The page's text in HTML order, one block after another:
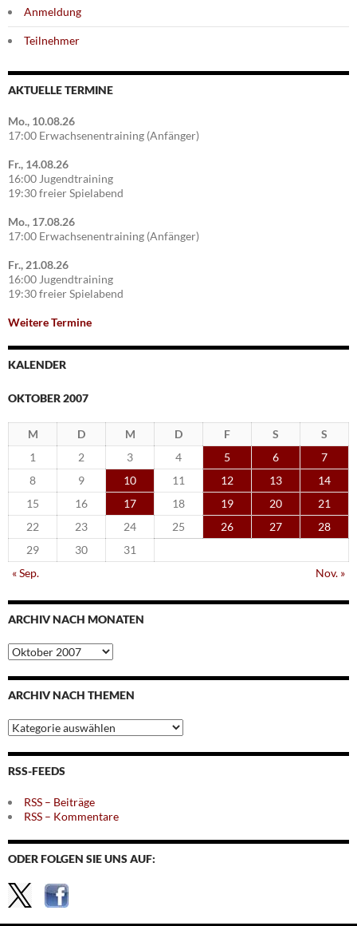
Anmeldung
Teilnehmer
AKTUELLE TERMINE
Mo., 10.08.26
17:00 Erwachsenentraining (Anfänger)
Fr., 14.08.26
16:00 Jugendtraining
19:30 freier Spielabend
Mo., 17.08.26
17:00 Erwachsenentraining (Anfänger)
Fr., 21.08.26
16:00 Jugendtraining
19:30 freier Spielabend
Weitere Termine
KALENDER
OKTOBER 2007
M D M D F S
S
1
2 3 4 5 6
7
8
9 10 11 12 13
14
15
16 17 18 19 20
21
22
23 24 25 26 27
28
29
30
31
« Sep.
Nov. »
ARCHIV NACH MONATEN
Archiv
nach
Monaten
ARCHIV NACH THEMEN
Archiv
nach
Themen
RSS-FEEDS
RSS – Beiträge
RSS – Kommentare
ODER FOLGEN SIE UNS AUF: